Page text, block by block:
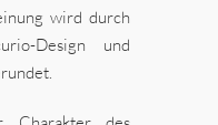
wird durch
Design und